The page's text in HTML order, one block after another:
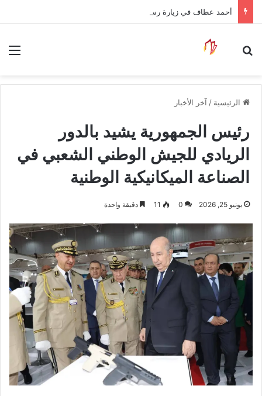
بحث عن
الرئيسية / آخر الأخبار
رئيس الجمهورية يشيد بالدور
الريادي للجيش الوطني الشعبي في
الصناعة الميكانيكية الوطنية
يونيو 25, 2026 0
11 دقيقة واحدة